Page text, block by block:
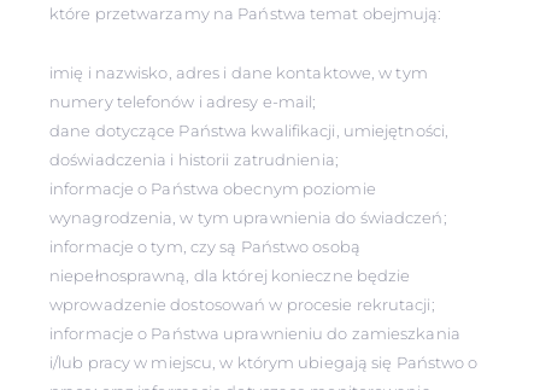
które przetwarzamy na Państwa temat obejmują:
imię i nazwisko, adres i dane kontaktowe, w tym
numery telefonów i adresy e-mail;
dane dotyczące Państwa kwalifikacji, umiejętności,
doświadczenia i historii zatrudnienia;
informacje o Państwa obecnym poziomie
wynagrodzenia, w tym uprawnienia do świadczeń;
informacje o tym, czy są Państwo osobą
niepełnosprawną, dla której konieczne będzie
wprowadzenie dostosowań w procesie rekrutacji;
informacje o Państwa uprawnieniu do zamieszkania
i/lub pracy w miejscu, w którym ubiegają się Państwo o